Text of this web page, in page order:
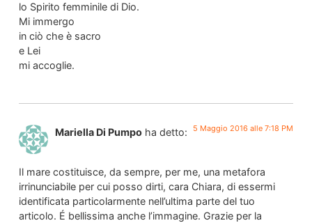
lo Spirito femminile di Dio.
Mi immergo
in ciò che è sacro
e Lei
mi accoglie.
Mariella Di Pumpo ha detto: 5 Maggio 2016 alle 7:18 PM
Il mare costituisce, da sempre, per me, una metafora
irrinunciabile per cui posso dirti, cara Chiara, di essermi
identificata particolarmente nell’ultima parte del tuo
articolo. É bellissima anche l’immagine. Grazie per la